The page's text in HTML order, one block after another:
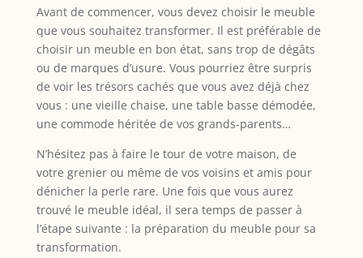
Avant de commencer, vous devez choisir le meuble
que vous souhaitez transformer. Il est préférable de
choisir un meuble en bon état, sans trop de dégâts
ou de marques d’usure. Vous pourriez être surpris
de voir les trésors cachés que vous avez déjà chez
vous : une vieille chaise, une table basse démodée,
une commode héritée de vos grands-parents…
N’hésitez pas à faire le tour de votre maison, de
votre grenier ou même de vos voisins et amis pour
dénicher la perle rare. Une fois que vous aurez
trouvé le meuble idéal, il sera temps de passer à
l’étape suivante : la préparation du meuble pour sa
transformation.